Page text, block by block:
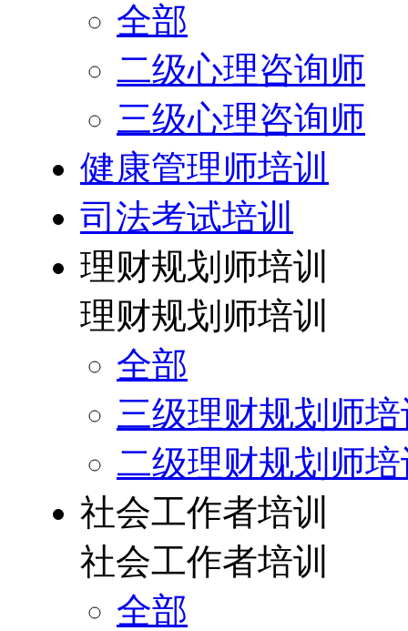
全部
二级心理咨询师
三级心理咨询师
健康管理师培训
司法考试培训
理财规划师培训
理财规划师培训
全部
三级理财规划师
二级理财规划师
社会工作者培训
社会工作者培训
全部